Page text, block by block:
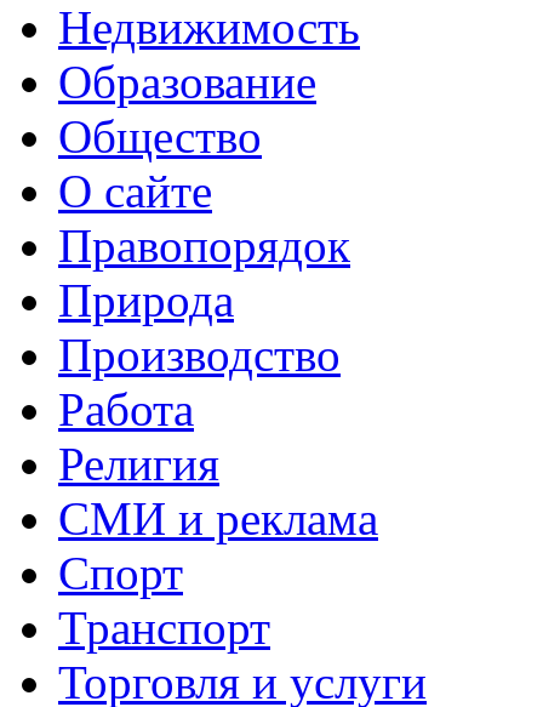
Недвижимость
Образование
Общество
О сайте
Правопорядок
Природа
Производство
Работа
Религия
СМИ и реклама
Спорт
Транспорт
Торговля и услуги